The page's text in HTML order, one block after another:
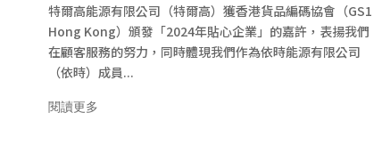
特爾高能源有限公司（特爾高）獲香港貨品編碼協會（GS1
Hong Kong）頒發「2024年貼心企業」的嘉許，表揚我們
在顧客服務的努力，同時體現我們作為依時能源有限公司
（依時）成員...
閱讀更多